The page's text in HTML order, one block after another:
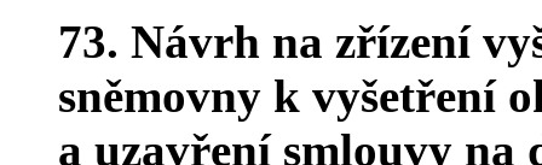
73. Návrh na zřízení
sněmovny k vyšetření
a uzavření smlouvy na